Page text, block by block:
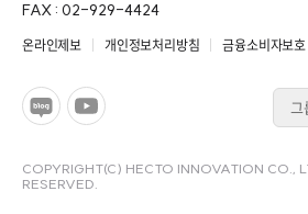
FAX : 02-929-4424
온라인제보 개인정보처리방침 금융소비자보호
그
COPYRIGHT(C) HECTO INNOVATION CO.,
RESERVED.